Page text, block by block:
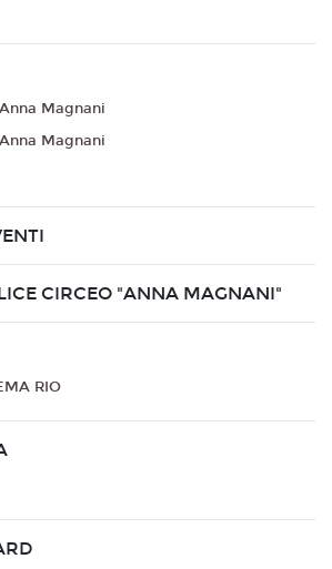
Magnani
Magnani
CIRCEO "ANNA MAGNANI"
RIO